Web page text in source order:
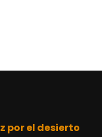
por el desierto